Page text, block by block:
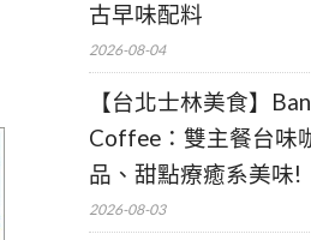
古早味配料
2026-08-04
【台北士林美食】
Coffee：雙主餐台味
品、甜點療癒系美味!
2026-08-03